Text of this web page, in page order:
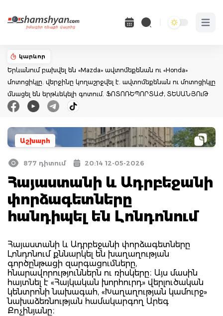
Open
կարևոր
Երևանում բախվել են «Mazda» ավտոմեքենան ու «Honda»
մոտոցիկլը. վերջինը կողաշրջվել է. ավտոմեքենան ու մոտոցիկլը
մնացել են երթևեկելի գոտում. ՖՈՏՈՌԵՊՈՐՏԱԺ, ՏԵՍԱՆՅՈւԹ
Աշխարհ
877 դիտում 20:14 12-05-2026
Հայաստանի և Ադրբեջանի
փորձագետները
հանդիպել են Լոնդոնում
Հայաստանի և Ադրբեջանի փորձագետները
Լոնդոնում քննարկել են խաղաղության
գործընթացի զարգացումները,
հնարավորություններն ու ռիսկերը։ Այս մասին
հայտնել է «Հայկական խորհուրդ» վերլուծական
կենտրոնի նախագահ, «Խաղաղության կամուրջ»
նախաձեռնության համակարգող Արեգ
Քոչինյանը։